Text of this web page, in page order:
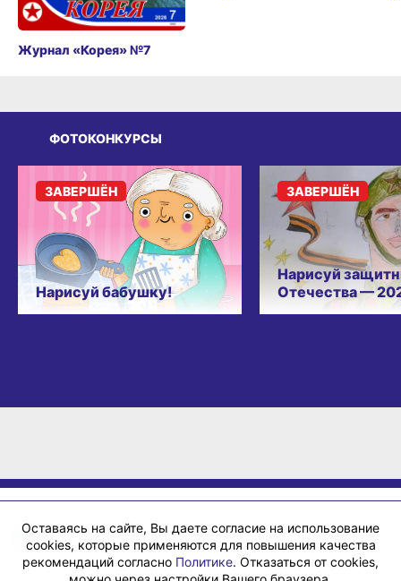
Журнал «Корея» №7
ФОТОКОНКУРСЫ
Нарисуй бабушку!
ЗАВЕРШЁН
Нарисуй
Отечества —
ЗАВЕРШЁН
Оставаясь на сайте, Вы даете согласие на использование
cookies, которые применяются для повышения качества
рекомендаций согласно Политике. Отказаться от cookies,